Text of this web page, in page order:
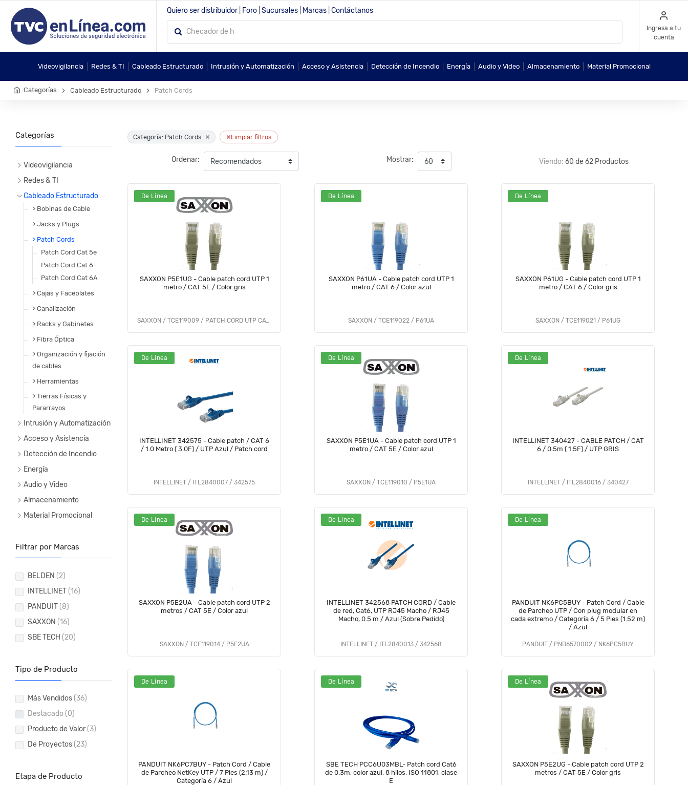
Quiero ser distribuidor Foro Sucursales Marcas Contáctanos
Ingresa a tu
cuenta
Videovigilancia Redes & TI Cableado Estructurado Intrusión y Automatización Acceso y Asistencia Detección de Incendio Energía Audio y Video Almacenamiento Material Promocional
Categorías Cableado Estructurado Patch Cords
Categoría: Patch Cords × ×Limpiar filtros
Ordenar: Mostrar: Viendo:60 de 62 Productos
De Línea
SAXXON P5E1UG - Cable patch cord UTP 1
metro / CAT 5E / Color gris
SAXXON / TCE119009 / PATCH CORD UTP CAT 5E 3FT GRAY
De Línea
SAXXON P61UA - Cable patch cord UTP 1
metro / CAT 6 / Color azul
SAXXON / TCE119022 / P61UA
De Línea
SAXXON P61UG - Cable patch cord UTP 1
metro / CAT 6 / Color gris
SAXXON / TCE119021 / P61UG
De Línea
INTELLINET 342575 - Cable patch / CAT 6
/ 1.0 Metro ( 3.0F) / UTP Azul / Patch cord
INTELLINET / ITL2840007 / 342575
De Línea
SAXXON P5E1UA - Cable patch cord UTP 1
metro / CAT 5E / Color azul
SAXXON / TCE119010 / P5E1UA
De Línea
INTELLINET 340427 - CABLE PATCH / CAT
6 / 0.5m ( 1.5F) / UTP GRIS
INTELLINET / ITL2840016 / 340427
De Línea
SAXXON P5E2UA - Cable patch cord UTP 2
metros / CAT 5E / Color azul
SAXXON / TCE119014 / P5E2UA
De Línea
INTELLINET 342568 PATCH CORD / Cable
de red, Cat6, UTP RJ45 Macho / RJ45
Macho, 0.5 m / Azul (Sobre Pedido)
INTELLINET / ITL2840013 / 342568
De Línea
PANDUIT NK6PC5BUY - Patch Cord / Cable
de Parcheo UTP / Con plug modular en
cada extremo / Categoría 6 / 5 Pies (1.52 m)
/ Azul
PANDUIT / PND6570002 / NK6PC5BUY
De Línea
PANDUIT NK6PC7BUY - Patch Cord / Cable
de Parcheo NetKey UTP / 7 Pies (2.13 m) /
Categoría 6 / Azul
De Línea
SBE TECH PCC6U03MBL- Patch cord Cat6
de 0.3m, color azul, 8 hilos, ISO 11801, clase
E
De Línea
SAXXON P5E2UG - Cable patch cord UTP 2
metros / CAT 5E / Color gris
Categorías
Videovigilancia
Redes & TI
Cableado Estructurado
> Bobinas de Cable
> Jacks y Plugs
> Patch Cords
Patch Cord Cat 5e
Patch Cord Cat 6
Patch Cord Cat 6A
> Cajas y Faceplates
> Canalización
> Racks y Gabinetes
> Fibra Óptica
> Organización y fijación
de cables
> Herramientas
> Tierras Físicas y
Pararrayos
Intrusión y Automatización
Acceso y Asistencia
Detección de Incendio
Energía
Audio y Video
Almacenamiento
Material Promocional
Filtrar por Marcas
BELDEN (2)
INTELLINET (16)
PANDUIT (8)
SAXXON (16)
SBE TECH (20)
Tipo de Producto
Más Vendidos (36)
Destacado (0)
Producto de Valor (3)
De Proyectos (23)
Etapa de Producto